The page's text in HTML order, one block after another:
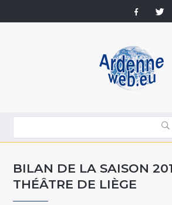
BILAN DE LA SAISON
THÉÂTRE DE LIÈGE